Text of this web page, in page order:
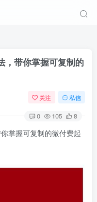
，带你掌握可复制的
关注 私信
0 105 8
掌握可复制的微付费起